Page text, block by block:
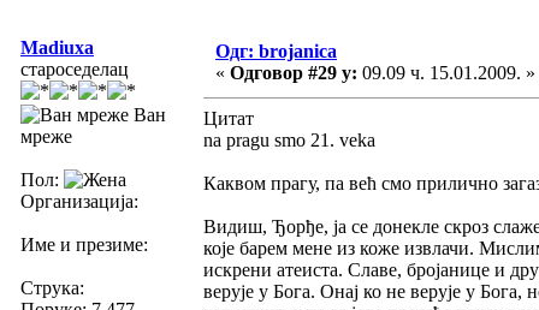
Madiuxa
староседелац
Ван
мреже
Пол:
Организација:
Име и презиме:
Струка:
Одг: brojanica
« Одговор #29 у: 09.09 ч. 15.01.2009. »
Цитат
na pragu smo 21. veka
Каквом прагу, па већ смо прилично
Видиш, Ђорђе, ја се донекле скроз
које барем мене из коже извлачи.
искрени атеиста. Славе, бројанице и
верује у Бога. Онај ко не верује у